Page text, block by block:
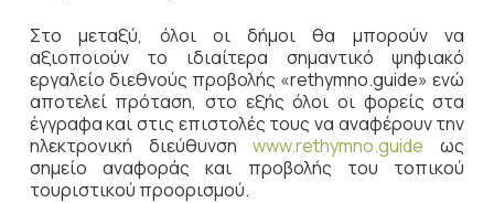
Στο μεταξύ, όλοι οι δήμοι θα μπορούν να
αξιοποιούν το ιδιαίτερα σημαντικό ψηφιακό
εργαλείο διεθνούς προβολής «rethymno.guide» ενώ
αποτελεί πρόταση, στο εξής όλοι οι φορείς στα
έγγραφα και στις επιστολές τους να αναφέρουν την
ηλεκτρονική διεύθυνσηwww.rethymno.guide ως
σημείο αναφοράς και προβολής του τοπικού
τουριστικού προορισμού.